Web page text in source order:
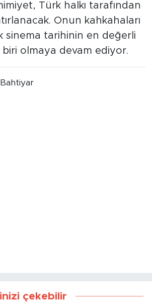
Türk halkı tarafından
Onun kahkahaları
sinema tarihinin en değerli
biri olmaya devam ediyor.
çekebilir